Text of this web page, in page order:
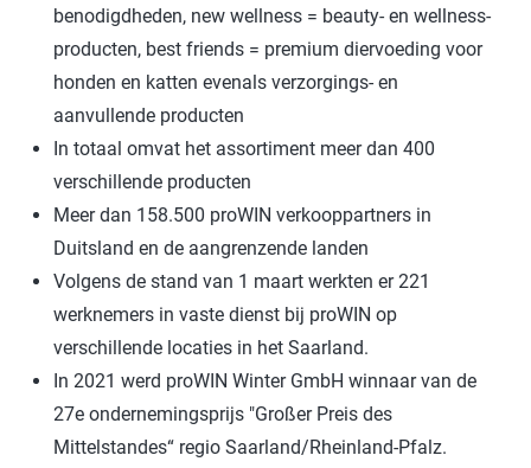
benodigdheden, new wellness = beauty- en wellness-
producten, best friends = premium diervoeding voor
honden en katten evenals verzorgings- en
aanvullende producten
In totaal omvat het assortiment meer dan 400
verschillende producten
Meer dan 158.500 proWIN verkooppartners in
Duitsland en de aangrenzende landen
Volgens de stand van 1 maart werkten er 221
werknemers in vaste dienst bij proWIN op
verschillende locaties in het Saarland.
In 2021 werd proWIN Winter GmbH winnaar van de
27e ondernemingsprijs "Großer Preis des
Mittelstandes“ regio Saarland/Rheinland-Pfalz.